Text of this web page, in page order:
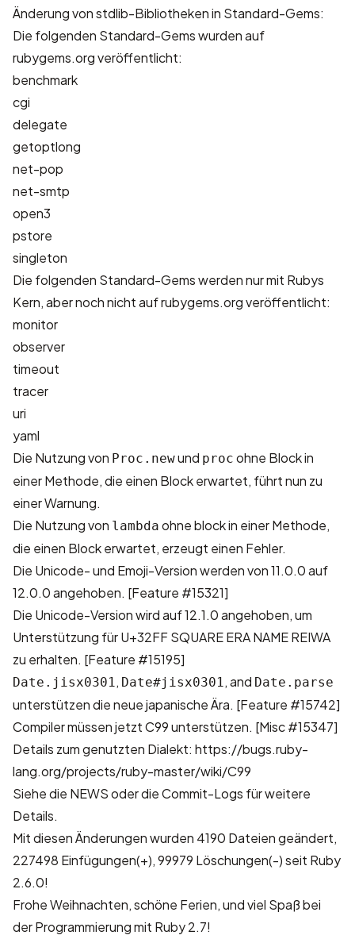
Änderung von stdlib-Bibliotheken in Standard-Gems:
Die folgenden Standard-Gems wurden auf
rubygems.org veröffentlicht:
benchmark
cgi
delegate
getoptlong
net-pop
net-smtp
open3
pstore
singleton
Die folgenden Standard-Gems werden nur mit Rubys
Kern, aber noch nicht auf rubygems.org veröffentlicht:
monitor
observer
timeout
tracer
uri
yaml
Die Nutzung von Proc.newund proc ohne Block in
einer Methode, die einen Block erwartet, führt nun zu
einer Warnung.
Die Nutzung von lambda ohne block in einer Methode,
die einen Block erwartet, erzeugt einen Fehler.
Die Unicode- und Emoji-Version werden von 11.0.0 auf
12.0.0 angehoben. [Feature #15321]
Die Unicode-Version wird auf 12.1.0 angehoben, um
Unterstützung für U+32FF SQUARE ERA NAME REIWA
zu erhalten. [Feature #15195]
Date.jisx0301 , Date#jisx0301 , and Date.parse
unterstützen die neue japanische Ära. [Feature #15742]
Compiler müssen jetzt C99 unterstützen. [Misc #15347]
Details zum genutzten Dialekt: https://bugs.ruby-
lang.org/projects/ruby-master/wiki/C99
Siehe die NEWSoder dieCommit-Logs für weitere
Details.
Mit diesen Änderungen wurden 4190 Dateien geändert,
227498 Einfügungen(+), 99979 Löschungen(-)seit Ruby
2.6.0!
Frohe Weihnachten, schöne Ferien, und viel Spaß bei
der Programmierung mit Ruby 2.7!